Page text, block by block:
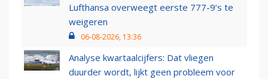
Lufthansa overweegt eerste 777-9’s te
weigeren
06-08-2026, 13:36
Analyse kwartaalcijfers: Dat vliegen
duurder wordt, lijkt geen probleem voor